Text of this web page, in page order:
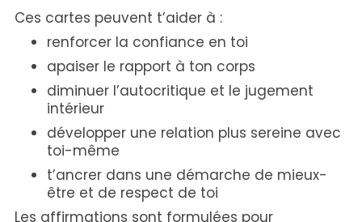
Ces cartes peuvent t’aider à :
renforcer la confiance en toi
apaiser le rapport à ton corps
diminuer l’autocritique et le jugement
intérieur
développer une relation plus sereine avec
toi-même
t’ancrer dans une démarche de mieux-
être et de respect de toi
Les affirmations sont formulées pour